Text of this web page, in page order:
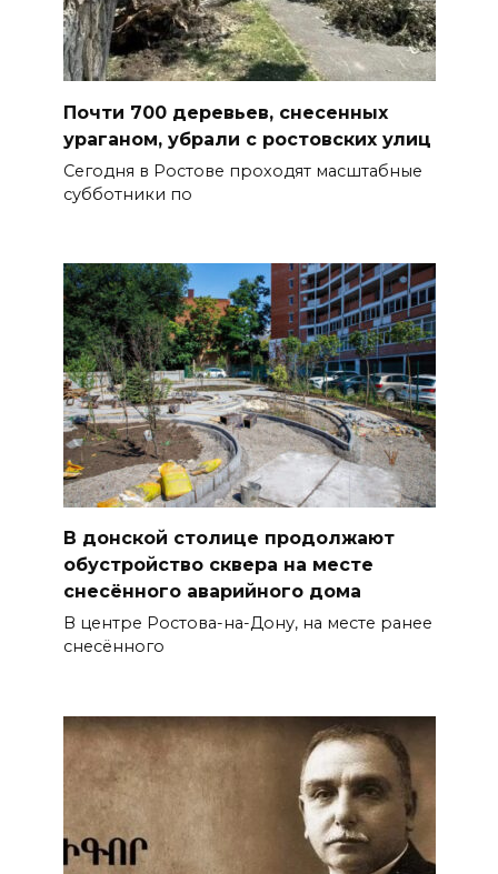
Почти 700 деревьев, снесенных
ураганом, убрали с ростовских улиц
Сегодня в Ростове проходят масштабные
субботники по
В донской столице продолжают
обустройство сквера на месте
снесённого аварийного дома
В центре Ростова-на-Дону, на месте ранее
снесённого